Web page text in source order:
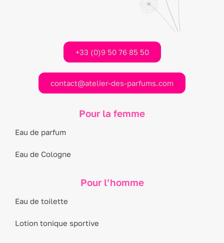
+33 (0)9 50 76 85 50
contact@atelier-des-parfums.com
Pour la femme
Eau de parfum
Eau de Cologne
Pour l’homme
Eau de toilette
Lotion tonique sportive